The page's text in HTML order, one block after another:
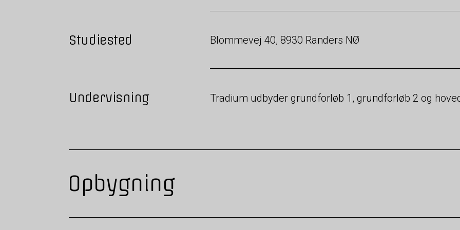
Studiested Blommevej 40, 8930 Randers NØ
Undervisning Tradium udbyder grundforløb 1, grundforløb 2 og
Opbygning